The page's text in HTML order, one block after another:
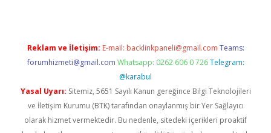
Reklam ve İletişim: E-mail: backlinkpaneli@gmail.com Teams:
forumhizmeti@gmail.com Whatsapp: 0262 606 0 726 Telegram:
@karabul
Yasal Uyarı: Sitemiz, 5651 Sayılı Kanun gereğince Bilgi Teknolojileri
ve İletişim Kurumu (BTK) tarafından onaylanmış bir Yer Sağlayıcı
olarak hizmet vermektedir. Bu nedenle, sitedeki içerikleri proaktif